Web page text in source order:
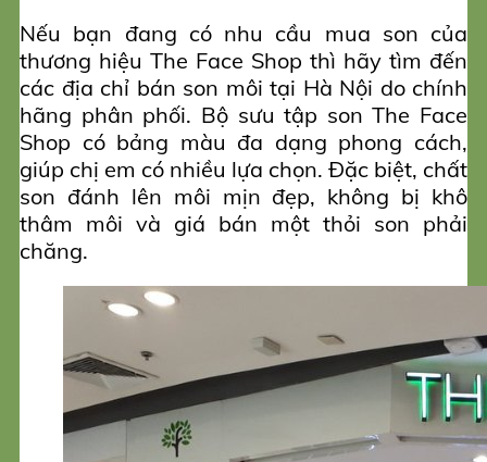
Nếu bạn đang có nhu cầu mua son của
thương hiệu The Face Shop thì hãy tìm đến
các địa chỉ bán son môi tại Hà Nội do chính
hãng phân phối. Bộ sưu tập son The Face
Shop có bảng màu đa dạng phong cách,
giúp chị em có nhiều lựa chọn. Đặc biệt, chất
son đánh lên môi mịn đẹp, không bị khô
thâm môi và giá bán một thỏi son phải
chăng.